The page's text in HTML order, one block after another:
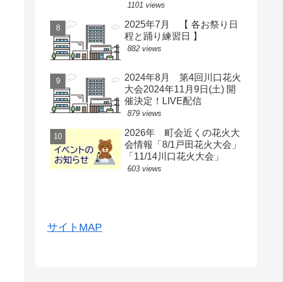
1101 views
2025年7月 【 各お祭り日
程と踊り練習日 】
882 views
2024年8月 第4回川口花火
大会2024年11月9日(土) 開
催決定！LIVE配信
879 views
2026年 町会近くの花火大
会情報「8/1戸田花火大会」
「11/14川口花火大会」
603 views
サイトMAP